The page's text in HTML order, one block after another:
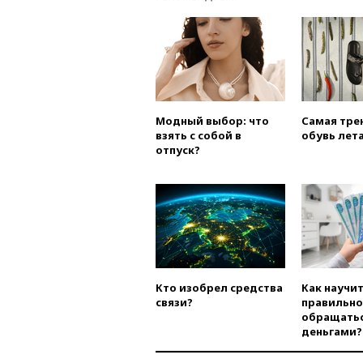
Модный выбор: что
взять с собой в
отпуск?
Самая
обувь
Кто изобрел средства
связи?
Как
правильно
деньгами?